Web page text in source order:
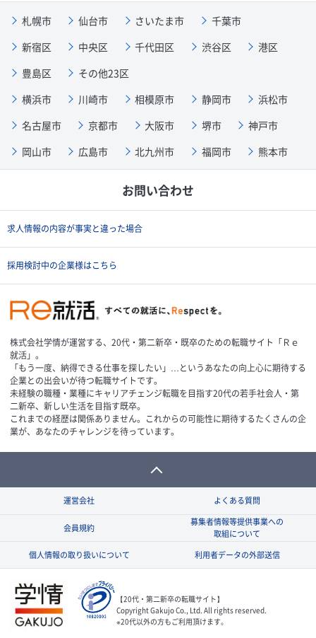
札幌市 仙台市 さいたま市
千葉市
新宿区
中央区 千代田区 渋谷区
港区
豊島区
その他23区
横浜市
川崎市 相模原市 静岡市
浜松市
名古屋市
京都市 大阪市 堺市
神戸市
岡山市
広島市 北九州市 福岡市 熊本市
お問い合わせ
求人情報の内容が事実と違った場合
採用検討中の企業様はこちら
株式会社学情が運営する、20代・第二新卒・既卒のための転職サイト「Ｒｅ
就活」。
「もう一度、納得できる仕事を探したい」…というあなたの向上心に期待する
企業との出会いが待つ転職サイトです。
未経験の職種・業種にキャリアチェンジ転職を目指す20代の若手社会人・第
二新卒、新しい生活を目指す既卒。
これまでの経歴は関係ありません。これからの可能性に期待するたくさんの企
業が、あなたのチャレンジを待っています。
運営会社 よくある質問
会員規約
募集者情報等提供事業への
取組について
個人情報の取り扱いについて
利用者データの外部送信
【20代・第二新卒の転職サイト】
Copyright Gakujo Co., Ltd. All rights reserved.
※20代以外の方もご利用頂けます。